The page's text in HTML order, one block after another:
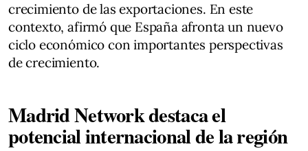
crecimiento de las exportaciones. En este
contexto, afirmó que España afronta un nuevo
ciclo económico con importantes perspectivas
de crecimiento.
Madrid Network destaca el
potencial internacional de la región